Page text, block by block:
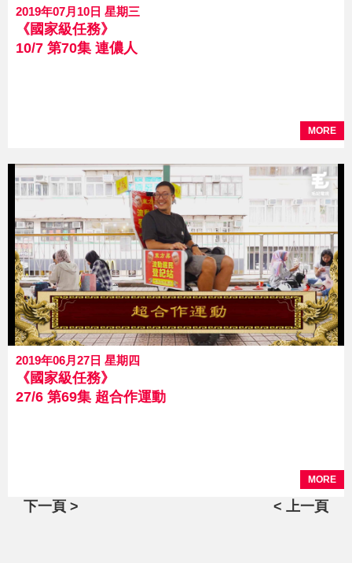
2019年07月10日 星期三
《國家級任務》
10/7 第70集 連儂人
MORE
2019年06月27日 星期四
《國家級任務》
27/6 第69集 超合作運動
MORE
< 上一頁
下一頁 >